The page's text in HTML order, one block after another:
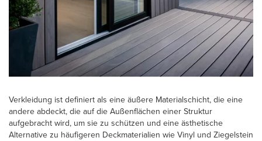
Verkleidung ist definiert als eine äußere Materialschicht, die eine
andere abdeckt, die auf die Außenflächen einer Struktur
aufgebracht wird, um sie zu schützen und eine ästhetische
Alternative zu häufigeren Deckmaterialien wie Vinyl und Ziegelstein